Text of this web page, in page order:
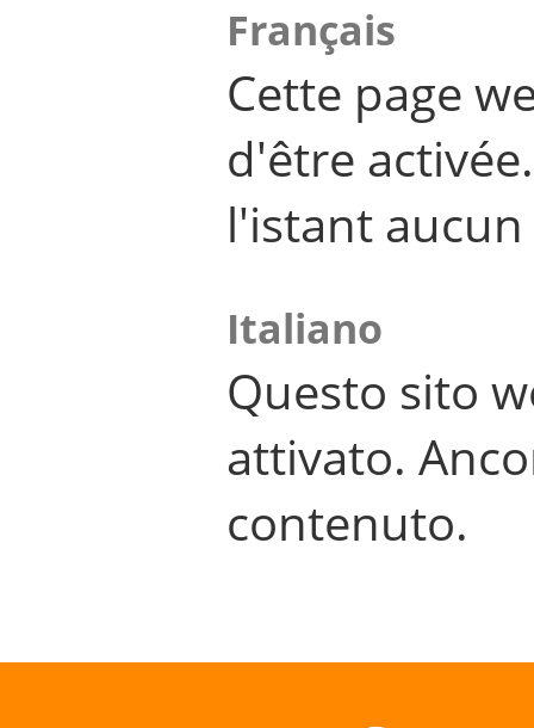
Français
Cette page
d'être
l'istant
Italiano
Questo sito
attivato.
contenuto.